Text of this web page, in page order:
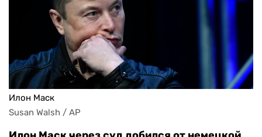
Илон Маск
Susan Walsh / AP